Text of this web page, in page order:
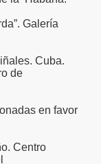
Galería
Cuba.
de
en favor
Centro